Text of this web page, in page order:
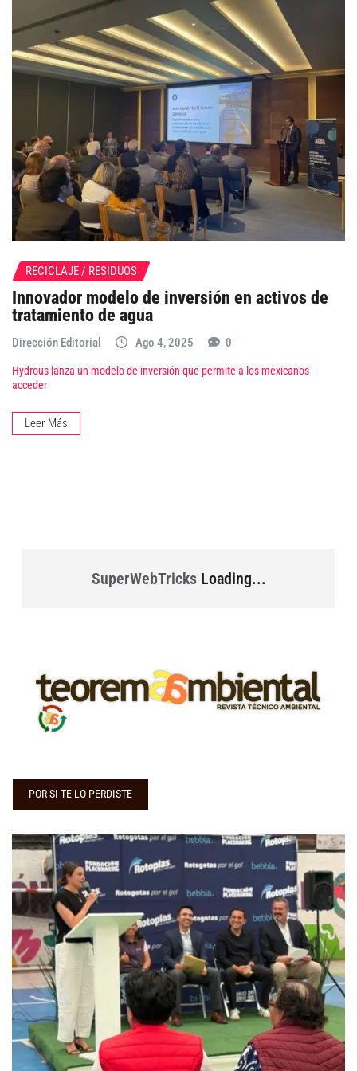
RECICLAJE / RESIDUOS
Innovador modelo de inversión en activos de
tratamiento de agua
Dirección Editorial Ago 4, 2025 0
Hydrous lanza un modelo de inversión que permite a los mexicanos
acceder
Leer Más
SuperWebTricksLoading...
POR SI TE LO PERDISTE